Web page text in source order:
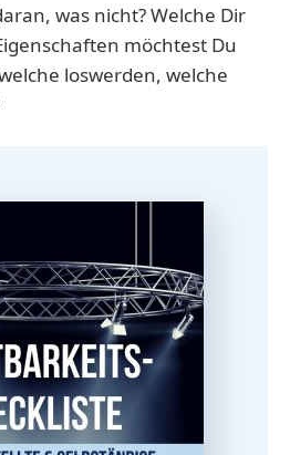
was nicht? Welche Dir
möchtest Du
loswerden, welche